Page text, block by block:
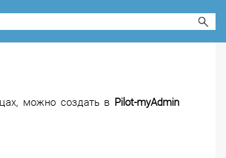
можно создать в Pilot-myAdmin